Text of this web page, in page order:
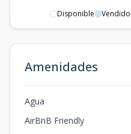
Solar 12
-
Solar 13
- -406.1 m2-m2
Solar 14
-- - 455.75 m2 -m2
Disponible Vendido
Amenidades
Agua
AirBnB Friendly